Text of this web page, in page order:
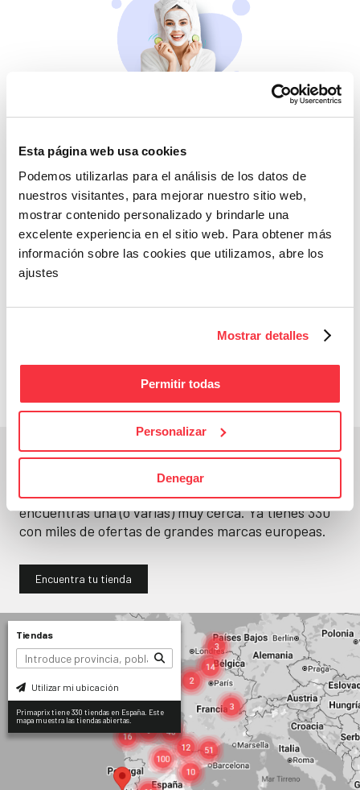
Esta página web usa cookies
Podemos utilizarlas para el análisis de los datos de
nuestros visitantes, para mejorar nuestro sitio web,
mostrar contenido personalizado y brindarle una
excelente experiencia en el sitio web. Para obtener más
información sobre las cookies que utilizamos, abre los
ajustes
Mostrar detalles
Permitir todas
Personalizar
Denegar
Belleza
Si no te mimas tú…
Adelántate a todos y
En un segundo, la encuentras.
No paramos de abrirtiendas. Seguro que
encuentras una (o varias) muy cerca. Ya tienes330
con miles de ofertas de grandes marcas europeas.
Encuentra tu tienda
Tiendas
Utilizar mi ubicación
Primaprix tiene 330 tiendas en España. Este
mapa muestra las tiendas abiertas.